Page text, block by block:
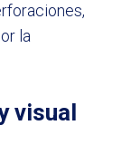
la
visual